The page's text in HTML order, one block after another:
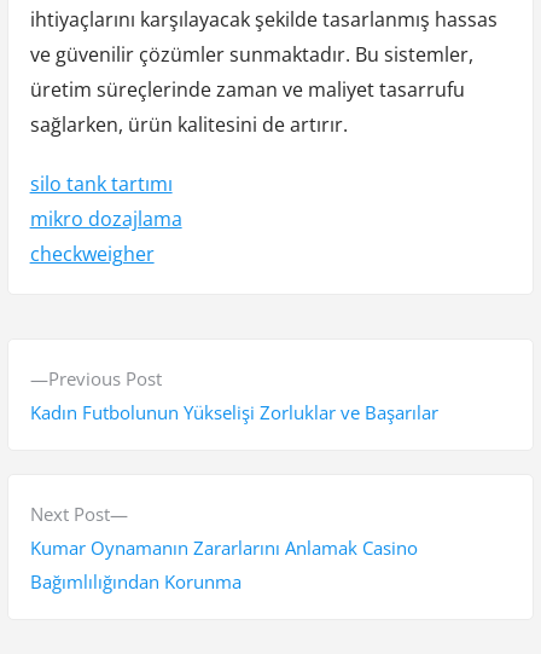
ihtiyaçlarını karşılayacak şekilde tasarlanmış hassas
ve güvenilir çözümler sunmaktadır. Bu sistemler,
üretim süreçlerinde zaman ve maliyet tasarrufu
sağlarken, ürün kalitesini de artırır.
silo tank tartımı
mikro dozajlama
checkweigher
Previous PostP
r
o
u
Kadın Futbolunun Yükselişi Zorluklar ve Başarılar
Next Post
N
e
x
Kumar Oynamanın Zararlarını Anlamak Casino
Bağımlılığından Korunma